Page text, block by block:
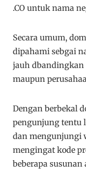
.CO untuk nama
Secara umum,
dipahami sebgai
jauh
maupun
Dengan berbekal
pengunjung tentu
dan mengunjungi
mengingat kode
beberapa susunan